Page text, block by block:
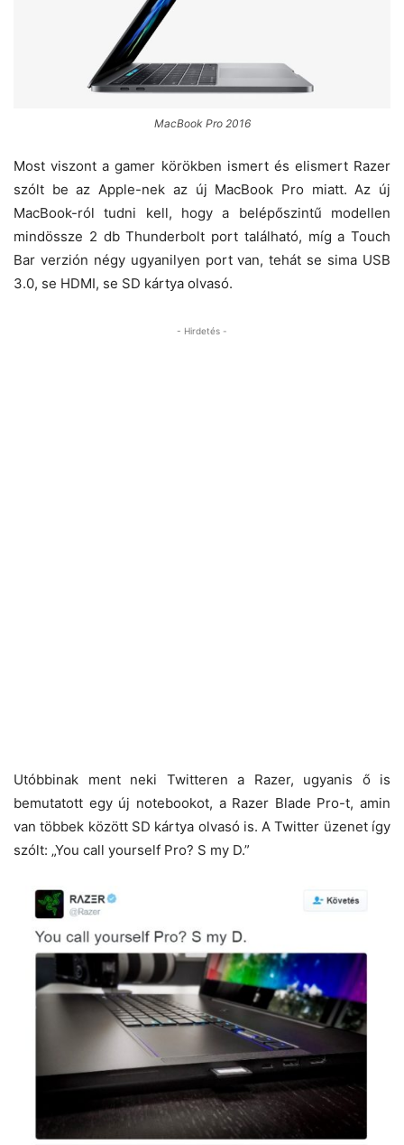
MacBook Pro 2016
Most viszont a gamer körökben ismert és elismert Razer
szólt be az Apple-nek az új MacBook Pro miatt. Az új
MacBook-ról tudni kell, hogy a belépőszintű modellen
mindössze 2 db Thunderbolt port található, míg a Touch
Bar verzión négy ugyanilyen port van, tehát se sima USB
3.0, se HDMI, se SD kártya olvasó.
- Hirdetés -
Utóbbinak ment neki Twitteren a Razer, ugyanis ő is
bemutatott egy új notebookot, a Razer Blade Pro-t, amin
van többek között SD kártya olvasó is. A Twitter üzenet így
szólt: „You call yourself Pro? S my D.”